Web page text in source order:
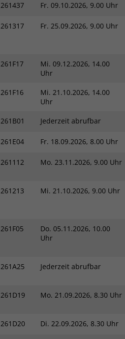
261437 Fr. 09.10.2026, 9.00 Uhr
261317 Fr. 25.09.2026, 9.00 Uhr
261F17 Mi. 09.12.2026, 14.00
Uhr
261F16 Mi. 21.10.2026, 14.00
Uhr
261B01 Jederzeit abrufbar
261E04 Fr. 18.09.2026, 8.00 Uhr
261112 Mo. 23.11.2026, 9.00 Uhr
261213 Mi. 21.10.2026, 9.00 Uhr
261F05 Do. 05.11.2026, 10.00
Uhr
261A25 Jederzeit abrufbar
261D19 Mo. 21.09.2026, 8.30 Uhr
261D20 Di. 22.09.2026, 8.30 Uhr